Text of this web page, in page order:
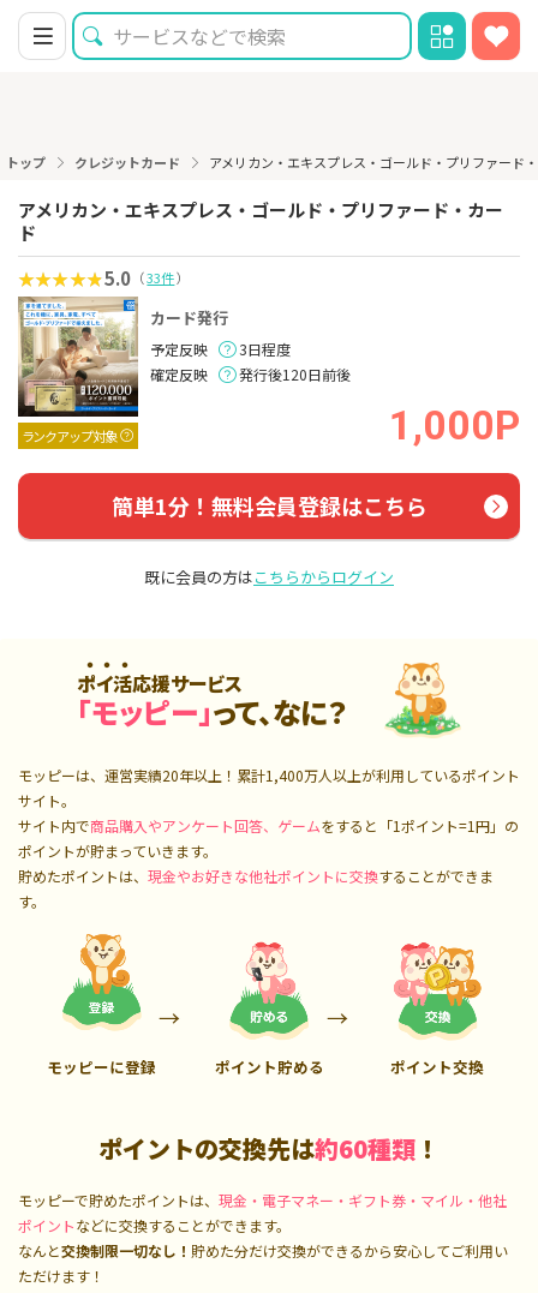
トップ クレジットカード アメリカン・エキスプレス・ゴールド・プリファード
アメリカン・エキスプレス・ゴールド・プリファード・カー
ド
5.0 （33件）
ランクアップ対象
カード発行
予定反映
3日程度
確定反映
発行後120日前後
1,000P
簡単1分！無料会員登録はこちら
既に会員の方はこちらからログイン
ポイ活応援サービス
「モッピー」って、なに？
モッピーは、運営実績20年以上！累計1,400万人以上が利用しているポイント
サイト。
サイト内で商品購入やアンケート回答、ゲームをすると「1ポイント=1円」の
ポイントが貯まっていきます。
貯めたポイントは、 現金やお好きな他社ポイントに交換することができま
す。
モッピーに登録 ポイント貯める ポイント交換
ポイントの交換先は約60種類 ！
モッピーで貯めたポイントは、 現金・電子マネー・ギフト券・マイル・他社
ポイントなどに交換することができます。
なんと交換制限一切なし！ 貯めた分だけ交換ができるから安心してご利用い
ただけます！